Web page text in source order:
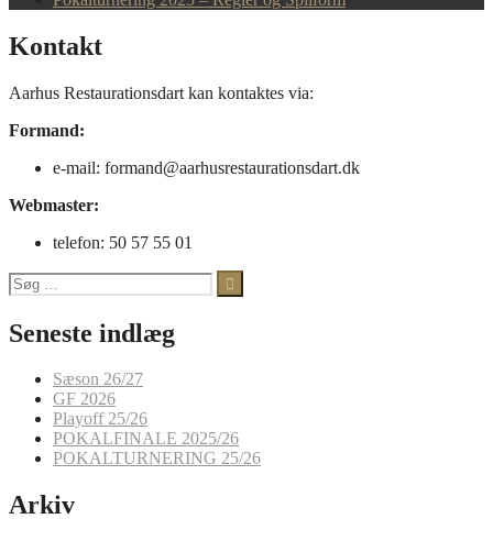
Kontakt
Aarhus Restaurationsdart kan kontaktes via:
Formand:
e-mail: formand@aarhusrestaurationsdart.dk
Webmaster:
telefon: 50 57 55 01
Søg
efter:
Seneste indlæg
Sæson 26/27
GF 2026
Playoff 25/26
POKALFINALE 2025/26
POKALTURNERING 25/26
Arkiv